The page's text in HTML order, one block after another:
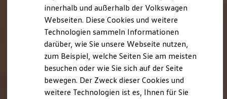
Batterie
Sicherheit
Nachhaltigkeit
Technologie
Kosten und Kauf
Verbrauchskosten
Kaufoptionen
E-Auto-Förderung
Software und Konnektivität
innerhalb und außerhalb der Volkswagen
Webseiten. Diese Cookies und weitere
Technologien sammeln Informationen
darüber, wie Sie unsere Webseite nutzen,
zum Beispiel, welche Seiten Sie am meisten
besuchen oder wie Sie sich auf der Seite
bewegen. Der Zweck dieser Cookies und
weitere Technologien ist es, Ihnen für Sie